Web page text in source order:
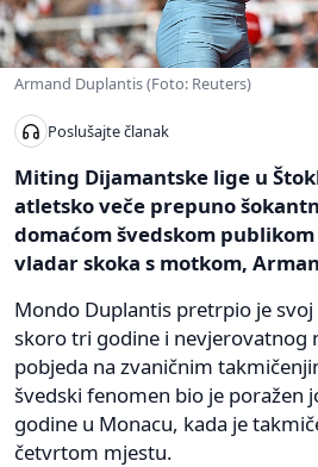
Armand Duplantis (Foto: Reuters)
Poslušajte članak
Miting Dijamantske lige u
atletsko veče prepuno
domaćom švedskom
vladar skoka s motkom,
Mondo Duplantis pretrpio je
skoro tri godine i nevjerovatnog
pobjeda na zvaničnim
švedski fenomen bio je poražen
godine u Monacu, kada je
četvrtom mjestu.